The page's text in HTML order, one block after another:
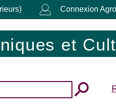
Connexion
et